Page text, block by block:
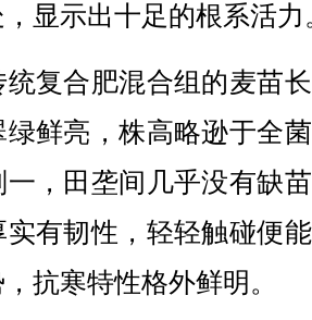
显示出十足的根系活力
合肥混合组的麦苗
鲜亮，株高略逊于全
，田垄间几乎没有缺
有韧性，轻轻触碰便
抗寒特性格外鲜明。